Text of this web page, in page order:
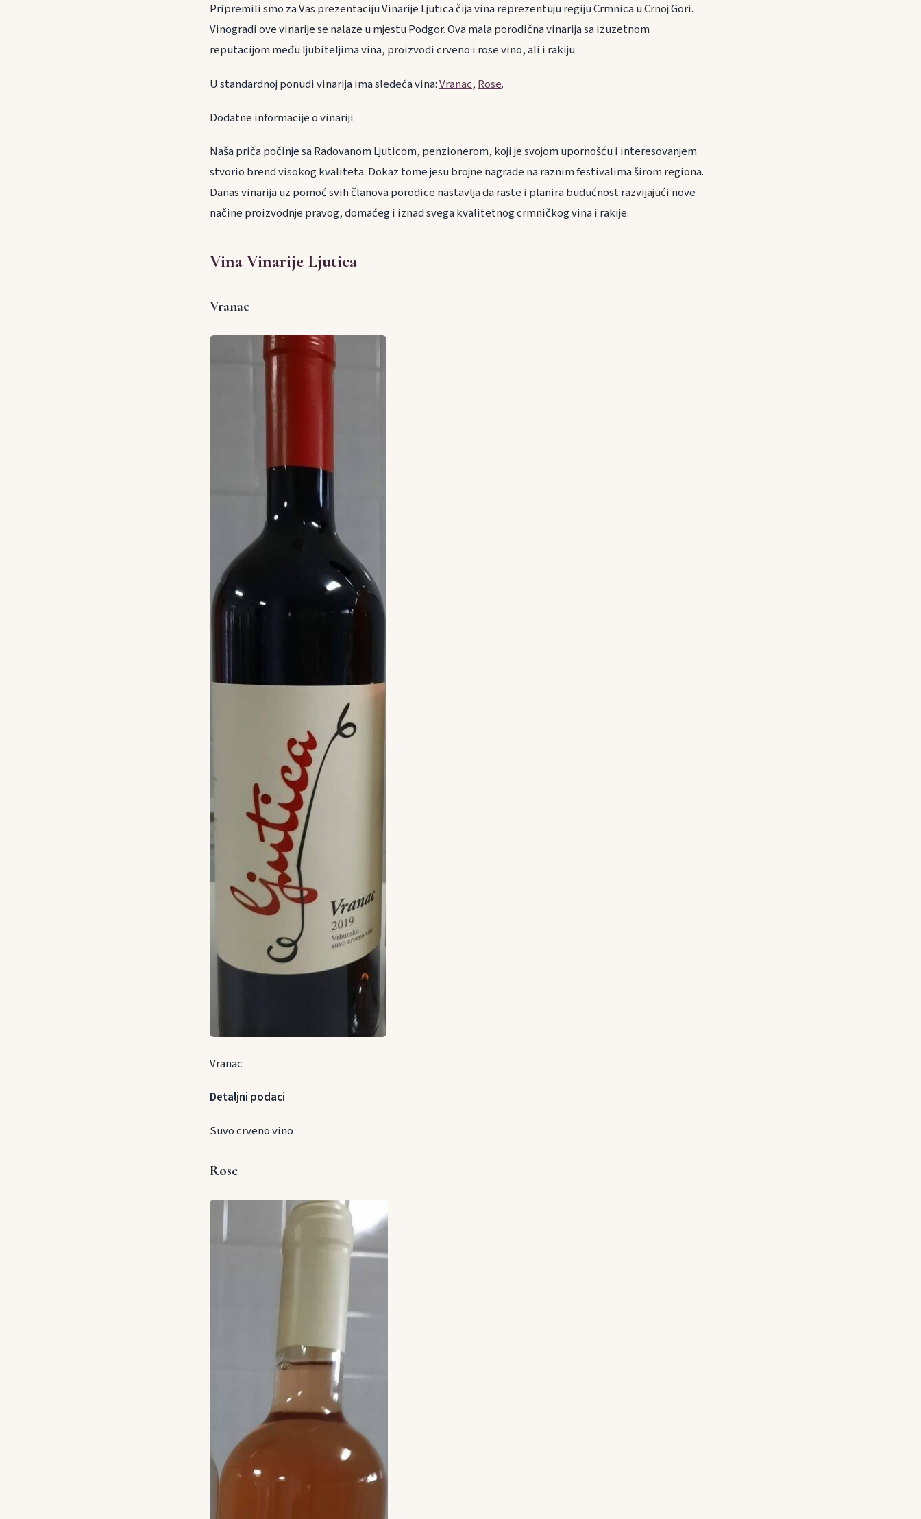
Pripremili smo za Vas prezentaciju Vinarije Ljutica čija vina reprezentuju regiju Crmnica u Crnoj Gori.
Vinogradi ove vinarije se nalaze u mjestu Podgor. Ova mala porodična vinarija sa izuzetnom
reputacijom među ljubiteljima vina, proizvodi crveno i rose vino, ali i rakiju.
U standardnoj ponudi vinarija ima sledeća vina:Vranac, Rose.
Dodatne informacije o vinariji
Naša priča počinje sa Radovanom Ljuticom, penzionerom, koji je svojom upornošću i interesovanjem
stvorio brend visokog kvaliteta. Dokaz tome jesu brojne nagrade na raznim festivalima širom regiona.
Danas vinarija uz pomoć svih članova porodice nastavlja da raste i planira budućnost razvijajući nove
načine proizvodnje pravog, domaćeg i iznad svega kvalitetnog crmničkog vina i rakije.
Vina Vinarije Ljutica
Vranac
Vranac
Detaljni podaci
Suvo crveno vino
Rose